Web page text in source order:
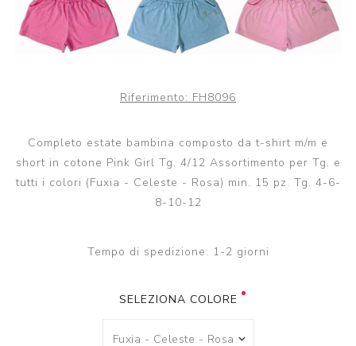
Riferimento: FH8096
Completo estate bambina composto da t-shirt m/m e
short in cotone Pink Girl Tg. 4/12 Assortimento per Tg. e
tutti i colori (Fuxia - Celeste - Rosa) min. 15 pz. Tg. 4-6-
8-10-12
Tempo di spedizione: 1-2 giorni
SELEZIONA COLORE